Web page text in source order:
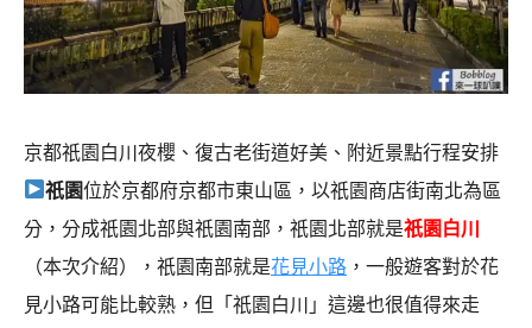
京都祇園白川夜櫻、復古老街道好美、附近景點行程安排
祇園位於京都府京都市東山區，以祇園商店街南北為區
分，分成祇園北部與祇園南部，祇園北部就是祇園白川
（本次介紹），祇園南部就是花見小路 ，一般遊客對於花
見小路可能比較熟，但「祇園白川」這邊也很值得來走